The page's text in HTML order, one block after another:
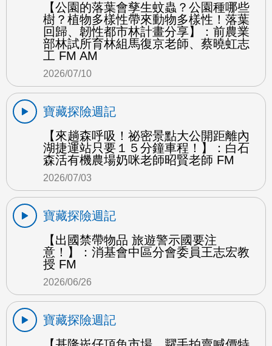
【公園的落葉會孳生蚊蟲？公園種哪些
樹？植物多樣性帶來動物多樣性！落葉
回歸、韌性都市林計畫分享】：前農業
部林試所育林組馬復京老師、蔡曉虹志
工 FM AM
2026/07/10
寶藏探險週記
【來趟森呼吸！祕密景點大公開距離內
湖捷運站只要１５分鐘車程！】：白石
森活有機農場奶咪老師昭賢老師 FM
2026/07/03
寶藏探險週記
【出國禁帶物品 旅遊警示國要注
意！】：消基會中區分會委員王志宏教
授 FM
2026/06/26
寶藏探險週記